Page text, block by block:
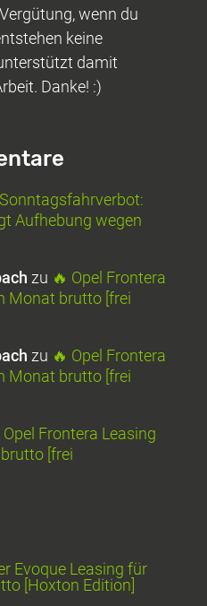
wenn du
keine
damit
Danke! :)
Aufhebung wegen
zu 🔥 Opel Frontera
Monat brutto [frei
zu 🔥 Opel Frontera
Monat brutto [frei
Opel Frontera Leasing
[frei
Evoque Leasing für
[Hoxton Edition]